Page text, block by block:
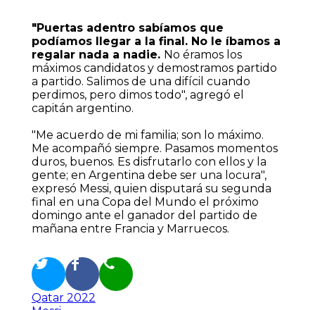
"Puertas adentro sabíamos que
podíamos llegar a la final. No le íbamos a
regalar nada a nadie. No éramos los
máximos candidatos y demostramos partido
a partido. Salimos de una difícil cuando
perdimos, pero dimos todo", agregó el
capitán argentino.
"Me acuerdo de mi familia; son lo máximo.
Me acompañó siempre. Pasamos momentos
duros, buenos. Es disfrutarlo con ellos y la
gente; en Argentina debe ser una locura",
expresó Messi, quien disputará su segunda
final en una Copa del Mundo el próximo
domingo ante el ganador del partido de
mañana entre Francia y Marruecos.
Qatar 2022